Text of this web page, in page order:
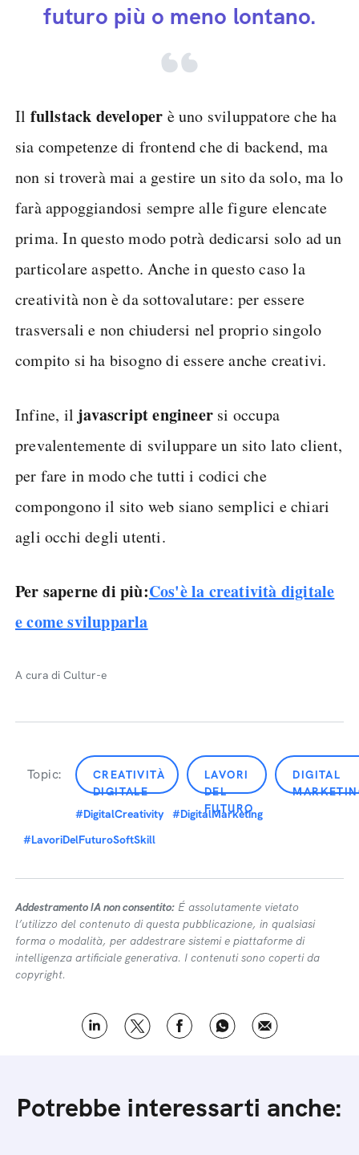
futuro più o meno lontano.
Il fullstack developer è uno sviluppatore che ha
sia competenze di frontend che di backend, ma
non si troverà mai a gestire un sito da solo, ma lo
farà appoggiandosi sempre alle figure elencate
prima. In questo modo potrà dedicarsi solo ad un
particolare aspetto. Anche in questo caso la
creatività non è da sottovalutare: per essere
trasversali e non chiudersi nel proprio singolo
compito si ha bisogno di essere anche creativi.
Infine, il javascript engineer si occupa
prevalentemente di sviluppare un sito lato client,
per fare in modo che tutti i codici che
compongono il sito web siano semplici e chiari
agli occhi degli utenti.
Per saperne di più:Cos'è la creatività digitale
e come svilupparla
A cura di Cultur-e
Topic:
CREATIVITÀ
DIGITALE
LAVORI
DEL
FUTURO
DIGITAL
#DigitalCreativity #DigitalMarketing
#LavoriDelFuturoSoftSkill
Addestramento IA non consentito: É assolutamente vietato
l’utilizzo del contenuto di questa pubblicazione, in qualsiasi
forma o modalità, per addestrare sistemi e piattaforme di
intelligenza artificiale generativa. I contenuti sono coperti da
copyright.
Potrebbe interessarti anche: